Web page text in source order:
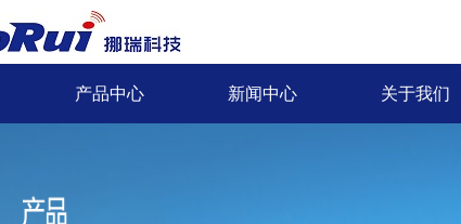
产品中心 新闻中心 关于我们